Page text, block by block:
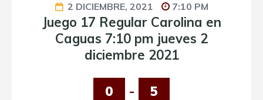
2 DICIEMBRE, 2021 7:10 PM
Juego 17 Regular Carolina en
Caguas 7:10 pm jueves 2
diciembre 2021
0 - 5